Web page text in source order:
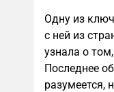
Одну из
с ней из
узнала о
Последнее
разумеется,